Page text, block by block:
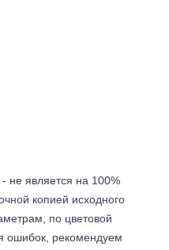
не является на 100%
копией исходного
по цветовой
ошибок, рекомендуем